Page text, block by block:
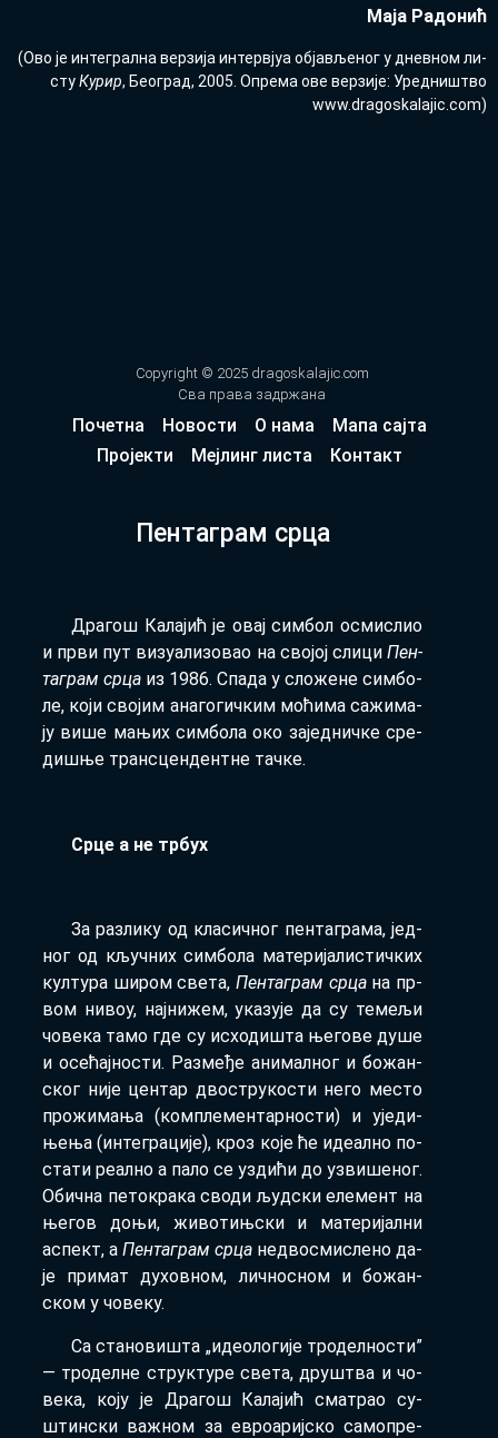
Ма­ја Ра­до­нић
(Ово је ин­те­грал­на вер­зи­ја ин­тер­вјуа об­ја­вље­ног у днев­ном ли­
стуКу­рир, Бе­о­град, 2005. Опре­ма ове вер­зи­је: Уред­ни­штво
www.dra­go­ska­la­jic.com­)
Copyright © 2025 dragoskalajic.com
Сва права задржана
Почетна Новости О нама
Мапа сајта
Пројекти
Мејлинг листа Контакт
Пентаграм срца
Дра­гош Ка­ла­јић је овај сим­бол осми­слио
и пр­ви пут ви­зу­а­ли­зо­вао на сво­јој сли­ци Пен­
та­грам ср­ца из 1986. Спа­да у сло­же­не сим­бо­
ле, ко­ји сво­јим ана­го­гич­ким мо­ћи­ма са­жи­ма­
ју ви­ше ма­њих сим­бо­ла око за­јед­нич­ке сре­
ди­шње тран­сцен­дент­не тач­ке.
Ср­це а не тр­бух
За раз­ли­ку од кла­сич­ног пен­та­гра­ма, јед­
ног од кључ­них сим­бо­ла ма­те­ри­ја­ли­стич­ких
кул­ту­ра ши­ром све­та, Пен­та­грам ср­цана пр­
вом ни­воу, нај­ни­жем, ука­зу­је да су те­ме­љи
чо­ве­ка та­мо где су ис­хо­ди­шта ње­го­ве ду­ше
и осе­ћај­но­сти. Раз­ме­ђе ани­мал­ног и бо­жан­
ског ни­је цен­тар дво­стру­ко­сти не­го ме­сто
про­жи­ма­ња (ком­пле­мен­тар­но­сти) и ује­ди­
ње­ња (ин­те­гра­ци­је), кроз ко­је ће иде­ал­но по­
ста­ти ре­ал­но а па­ло се уз­ди­ћи до уз­ви­ше­ног.
Обич­на пе­то­кра­ка сво­ди људ­ски еле­мент на
ње­гов до­њи, жи­во­тињ­ски и ма­те­ри­јал­ни
аспект, а Пен­та­грам ср­ца не­дво­сми­сле­но да­
је при­мат ду­хов­ном, лич­но­сном и бо­жан­
ском у чо­ве­ку.
Са ста­но­ви­шта „иде­о­ло­ги­је тро­дел­но­сти”
— тро­дел­не струк­ту­ре све­та, дру­штва и чо­
ве­ка, ко­ју је Дра­гош Ка­ла­јић сма­трао су­
штин­ски ва­жном за евро­а­риј­ско са­мо­пре­